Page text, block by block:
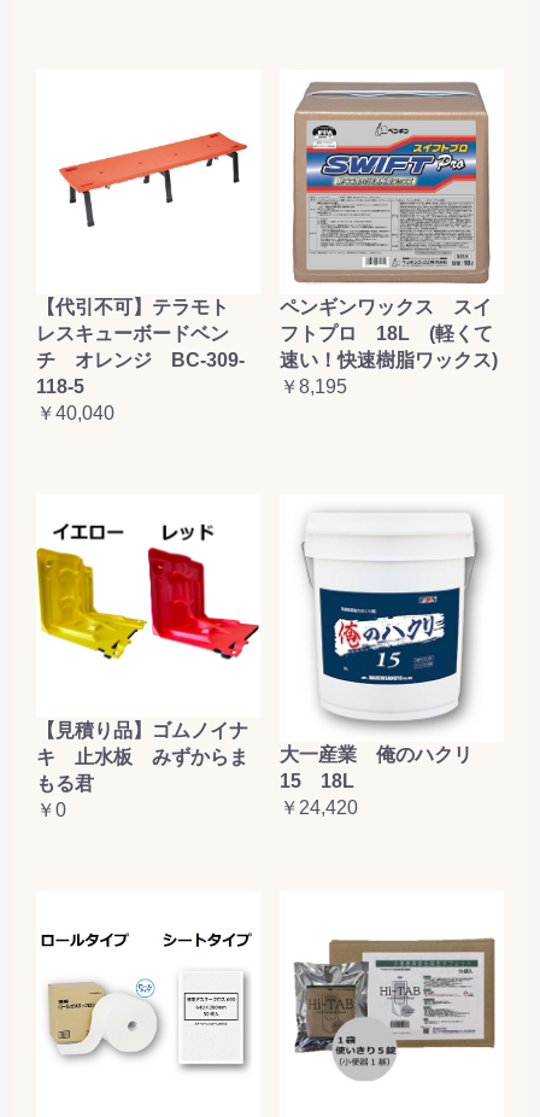
【代引不可】テラモト
レスキューボードベン
チ オレンジ BC-309-
118-5
￥40,040
ペンギンワックス スイ
フトプロ 18L (軽くて
速い！快速樹脂ワックス)
￥8,195
【見積り品】ゴムノイナ
キ 止水板 みずからま
もる君
￥0
大一産業 俺のハクリ
15 18L
￥24,420